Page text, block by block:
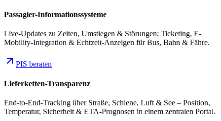
Passagier-Informationssysteme
Live-Updates zu Zeiten, Umstiegen & Störungen; Ticketing, E-
Mobility-Integration & Echtzeit-Anzeigen für Bus, Bahn & Fähre.
PIS beraten
Lieferketten-Transparenz
End-to-End-Tracking über Straße, Schiene, Luft & See – Position,
Temperatur, Sicherheit & ETA-Prognosen in einem zentralen Portal.